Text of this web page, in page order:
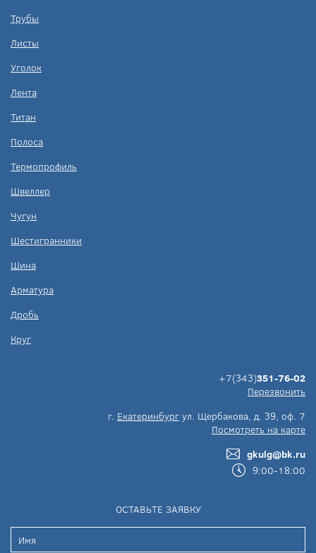
Трубы
Листы
Уголок
Лента
Титан
Полоса
Термопрофиль
Швеллер
Чугун
Шестигранники
Шина
Арматура
Дробь
Круг
+7(343)351-76-02
Перезвонить
г. Екатеринбург ул. Щербакова, д. 39, оф. 7
Посмотреть на карте
gkulg@bk.ru
9:00-18:00
ОСТАВЬТЕ ЗАЯВКУ